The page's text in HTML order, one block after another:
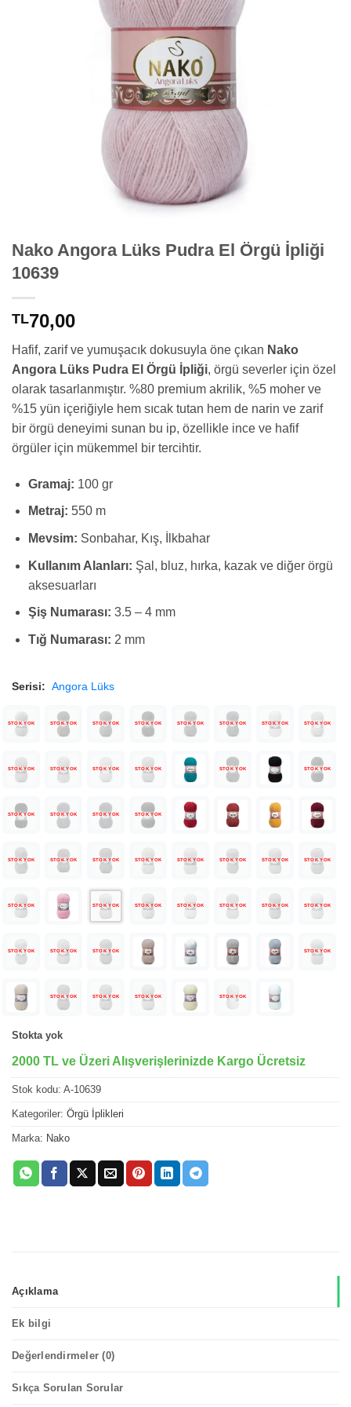
Nako Angora Lüks Pudra El Örgü İpliği
10639
TL70,00
Hafif, zarif ve yumuşacık dokusuyla öne çıkan Nako
Angora Lüks Pudra El Örgü İpliği, örgü severler için özel
olarak tasarlanmıştır. %80 premium akrilik, %5 moher ve
%15 yün içeriğiyle hem sıcak tutan hem de narin ve zarif
bir örgü deneyimi sunan bu ip, özellikle ince ve hafif
örgüler için mükemmel bir tercihtir.
Gramaj: 100 gr
Metraj: 550 m
Mevsim: Sonbahar, Kış, İlkbahar
Kullanım Alanları: Şal, bluz, hırka, kazak ve diğer örgü
aksesuarları
Şiş Numarası: 3.5 – 4 mm
Tığ Numarası: 2 mm
Serisi: Angora Lüks
STOK YOK STOK YOK STOK YOK STOK YOK STOK YOK STOK YOK STOK YOK STOK YOK
STOK YOK STOK YOK STOK YOK STOK YOK STOK YOK STOK YOK
STOK YOK STOK YOK STOK YOK STOK YOK
STOK YOK STOK YOK STOK YOK STOK YOK STOK YOK STOK YOK STOK YOK STOK YOK
STOK YOK STOK YOK STOK YOK STOK YOK STOK YOK STOK YOK STOK YOK
STOK YOK STOK YOK STOK YOK STOK YOK
STOK YOK STOK YOK STOK YOK STOK YOK
Stokta yok
2000 TL ve Üzeri Alışverişlerinizde Kargo Ücretsiz
Stok kodu: A-10639
Kategoriler: Örgü İplikleri
Marka: Nako
Açıklama
Ek bilgi
Değerlendirmeler (0)
Sıkça Sorulan Sorular